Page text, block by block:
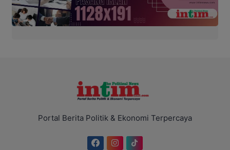
Portal Berita Politik & Ekonomi Terpercaya